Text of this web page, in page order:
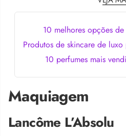
10 melhores opções
Produtos de skincare de
10 perfumes mais
Maquiagem
Lancôme L’Absolu